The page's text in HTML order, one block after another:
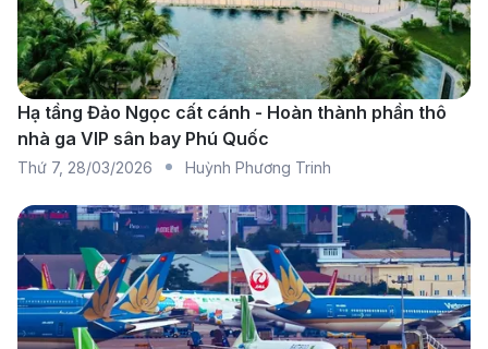
Hạ tầng Đảo Ngọc cất cánh - Hoàn thành phần thô
nhà ga VIP sân bay Phú Quốc
Thứ 7, 28/03/2026 Huỳnh Phương Trinh